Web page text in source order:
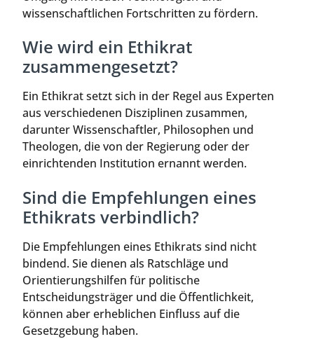
wissenschaftlichen Fortschritten zu fördern.
Wie wird ein Ethikrat
zusammengesetzt?
Ein Ethikrat setzt sich in der Regel aus Experten
aus verschiedenen Disziplinen zusammen,
darunter Wissenschaftler, Philosophen und
Theologen, die von der Regierung oder der
einrichtenden Institution ernannt werden.
Sind die Empfehlungen eines
Ethikrats verbindlich?
Die Empfehlungen eines Ethikrats sind nicht
bindend. Sie dienen als Ratschläge und
Orientierungshilfen für politische
Entscheidungsträger und die Öffentlichkeit,
können aber erheblichen Einfluss auf die
Gesetzgebung haben.